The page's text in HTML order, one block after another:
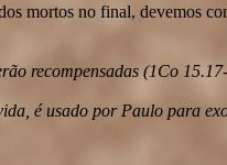
mortos no final, devemos
recompensadas (1Co
é usado por Paulo para